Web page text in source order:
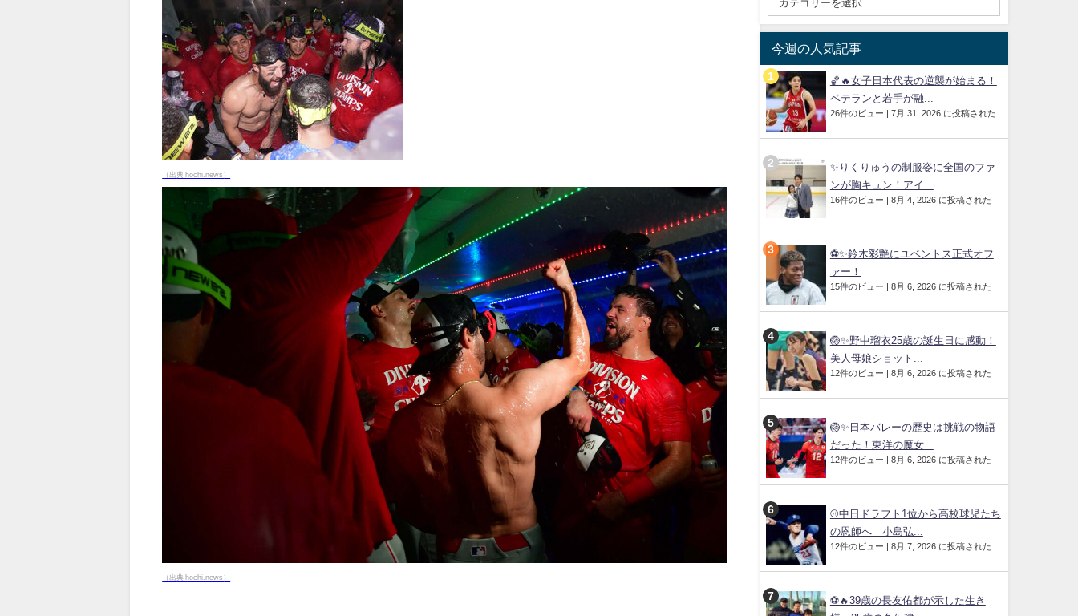
（出典 hochi.news）
（出典 hochi.news）
今週の人気記事
🏀🔥女子日本代表の逆襲が始まる！
ベテランと若手が融...
26件のビュー 7月 31, 2026 に投稿された
✨りくりゅうの制服姿に全国のファ
ンが胸キュン！アイ...
16件のビュー 8月 4, 2026 に投稿された
⚽✨鈴木彩艶にユベントス正式オフ
ァー！
15件のビュー 8月 6, 2026 に投稿された
🏐✨野中瑠衣25歳の誕生日に感動！
美人母娘ショット...
12件のビュー 8月 6, 2026 に投稿された
🏐✨日本バレーの歴史は挑戦の物語
だった！東洋の魔女...
12件のビュー 8月 6, 2026 に投稿された
⚾中日ドラフト1位から高校球児たち
の恩師へ 小島弘...
12件のビュー 8月 7, 2026 に投稿された
⚽🔥39歳の長友佑都が示した生き